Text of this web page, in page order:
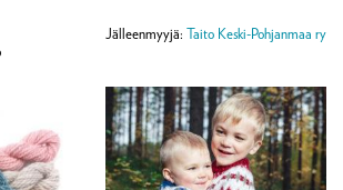
Jälleenmyyjä: Taito Keski-Pohjanmaa ry